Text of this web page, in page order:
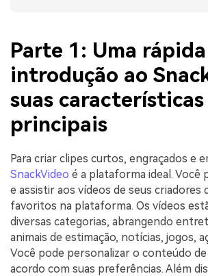
Parte 1: Uma rápida
introdução ao
suas características
principais
Para criar clipes curtos, engraçados e
SnackVideo é a plataforma ideal. Você
e assistir aos vídeos de seus criadores
favoritos na plataforma. Os vídeos
diversas categorias, abrangendo
animais de estimação, notícias, jogos,
Você pode personalizar o conteúdo de
acordo com suas preferências. Além